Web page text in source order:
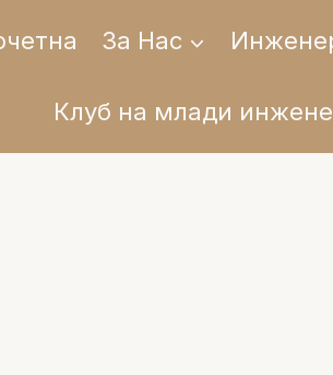
За Нас
Клуб на млади